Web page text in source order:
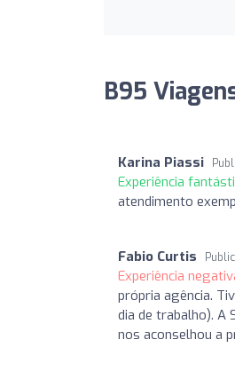
B95
Karina Piassi
Experiência
atendimento
Fabio Curtis
Experiência
própria agência.
dia de trabalho). A
nos aconselhou a